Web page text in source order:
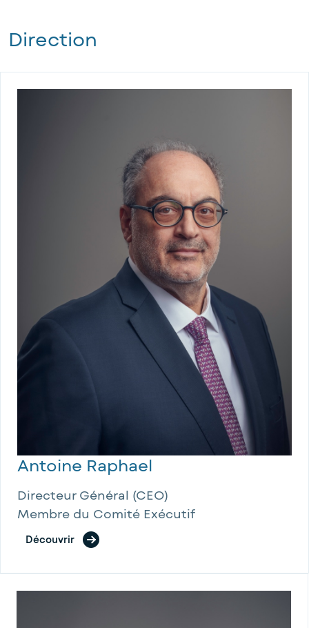
Direction
Antoine Raphael
Directeur Général (CEO)
Membre du Comité Exécutif
Découvrir